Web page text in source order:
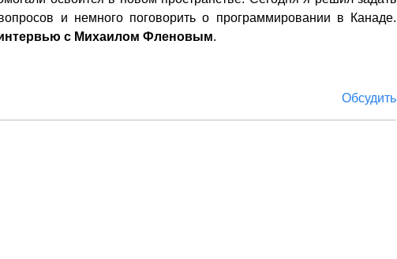
и немного поговорить о программировании в Канаде.
с Михаилом Фленовым.
Обсудить